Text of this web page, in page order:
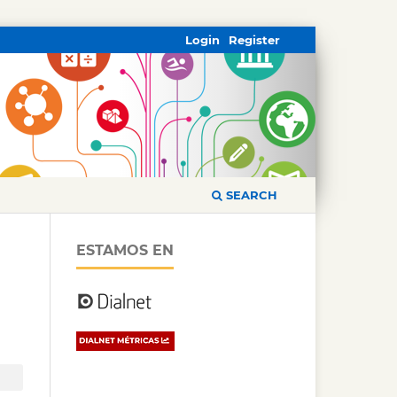
SEARCH
Register
Login
ESTAMOS EN